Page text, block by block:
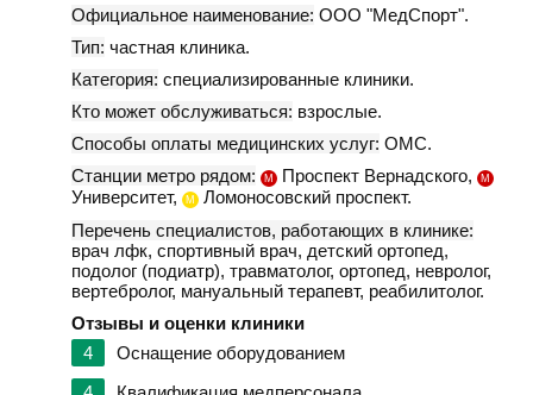
Официальное наименование: ООО "МедСпорт".
Тип: частная клиника.
Категория: специализированные клиники.
Кто может обслуживаться: взрослые.
Способы оплаты медицинских услуг: ОМС.
Станции метро рядом:
М Проспект Вернадского, М
Университет, М
Ломоносовский проспект.
Перечень специалистов, работающих в клинике:
врач лфк, спортивный врач, детский ортопед,
подолог (подиатр), травматолог, ортопед, невролог,
вертебролог, мануальный терапевт, реабилитолог.
Отзывы и оценки клиники
4
Оснащение оборудованием